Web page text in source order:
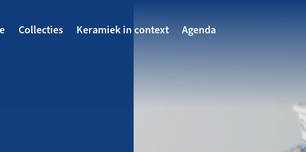
Collecties Keramiek in context Agenda